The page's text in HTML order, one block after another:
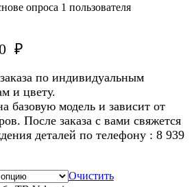
опроса 1 пользователя
₽
по индивидуальным
и цвету.
базовую модель и зависит от
После заказа с вами свяжется
деталей по телефону : 8 939
Очистить